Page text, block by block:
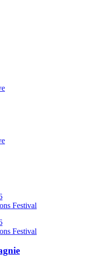
Festival
Festival